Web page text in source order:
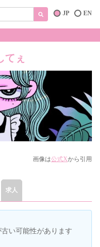
EN
JP
てぇ
画像は公式Xから引用
求人
い可能性があります